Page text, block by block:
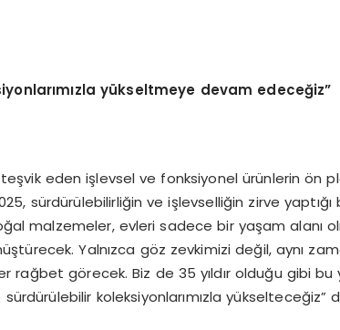
yükseltmeye devam edeceğiz”
eden işlevsel ve fonksiyonel ürünlerin ön
sürdürülebilirliğin ve işlevselliğin zirve yaptığı
malzemeler, evleri sadece bir yaşam alanı
Yalnızca göz zevkimizi değil, aynı
rağbet görecek. Biz de 35 yıldır olduğu gibi bu
koleksiyonlarımızla yükselteceğiz”